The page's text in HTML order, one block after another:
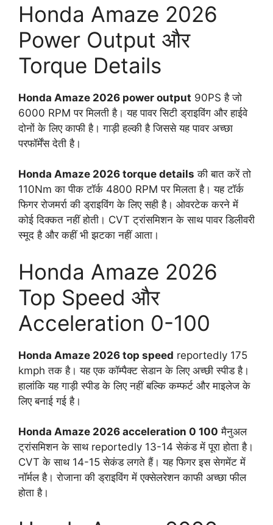
Honda Amaze 2026
Power Output और
Torque Details
Honda Amaze 2026 power output 90PS है जो
6000 RPM पर मिलती है। यह पावर सिटी ड्राइविंग और हाईवे
दोनों के लिए काफी है। गाड़ी हल्की है जिससे यह पावर अच्छा
परफॉर्मेंस देती है।
Honda Amaze 2026 torque details की बात करें तो
110Nm का पीक टॉर्क 4800 RPM पर मिलता है। यह टॉर्क
फिगर रोजमर्रा की ड्राइविंग के लिए सही है। ओवरटेक करने में
कोई दिक्कत नहीं होती। CVT ट्रांसमिशन के साथ पावर डिलीवरी
स्मूद है और कहीं भी झटका नहीं आता।
Honda Amaze 2026
Top Speed और
Acceleration 0-100
Honda Amaze 2026 top speed reportedly 175
kmph तक है। यह एक कॉम्पैक्ट सेडान के लिए अच्छी स्पीड है।
हालांकि यह गाड़ी स्पीड के लिए नहीं बल्कि कम्फर्ट और माइलेज के
लिए बनाई गई है।
Honda Amaze 2026 acceleration 0 100 मैनुअल
ट्रांसमिशन के साथ reportedly 13-14 सेकंड में पूरा होता है।
CVT के साथ 14-15 सेकंड लगते हैं। यह फिगर इस सेगमेंट में
नॉर्मल है। रोजाना की ड्राइविंग में एक्सेलरेशन काफी अच्छा फील
होता है।